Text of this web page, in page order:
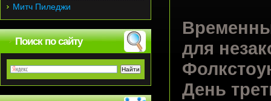
для
День
Митч Пиледжи
Поиск по сайту